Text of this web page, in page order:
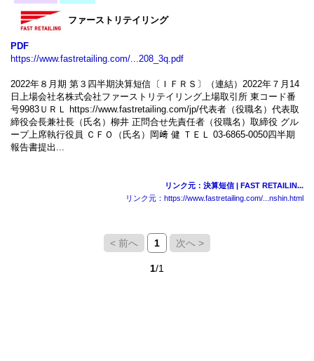
ファーストリテイリング
PDF
https://www.fastretailing.com/...208_3q.pdf
2022年８月期 第３四半期決算短信〔ＩＦＲＳ〕（連結）2022年７月14
日上場会社名株式会社ファーストリテイリング上場取引所 東コード番
号9983ＵＲＬ https://www.fastretailing.com/jp/代表者（役職名）代表取
締役会長兼社長（氏名）柳井 正問合せ先責任者（役職名）取締役 グル
ープ上席執行役員 ＣＦＯ（氏名）岡﨑 健 ＴＥＬ 03-6865-0050四半期
報告書提出...
リンク元：決算短信 | FAST RETAILIN...
リンク元：https://www.fastretailing.com/...nshin.html
< 前へ 1 次へ >
1/1